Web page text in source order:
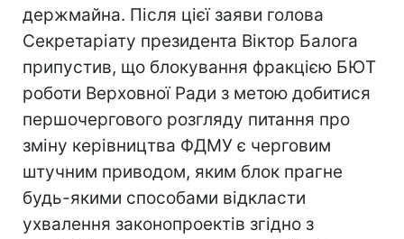
держмайна. Після цієї заяви голова
Секретаріату президента Віктор Балога
припустив, що блокування фракцією БЮТ
роботи Верховної Ради з метою добитися
першочергового розгляду питання про
зміну керівництва ФДМУ є черговим
штучним приводом, яким блок прагне
будь-якими способами відкласти
ухвалення законопроектів згідно з